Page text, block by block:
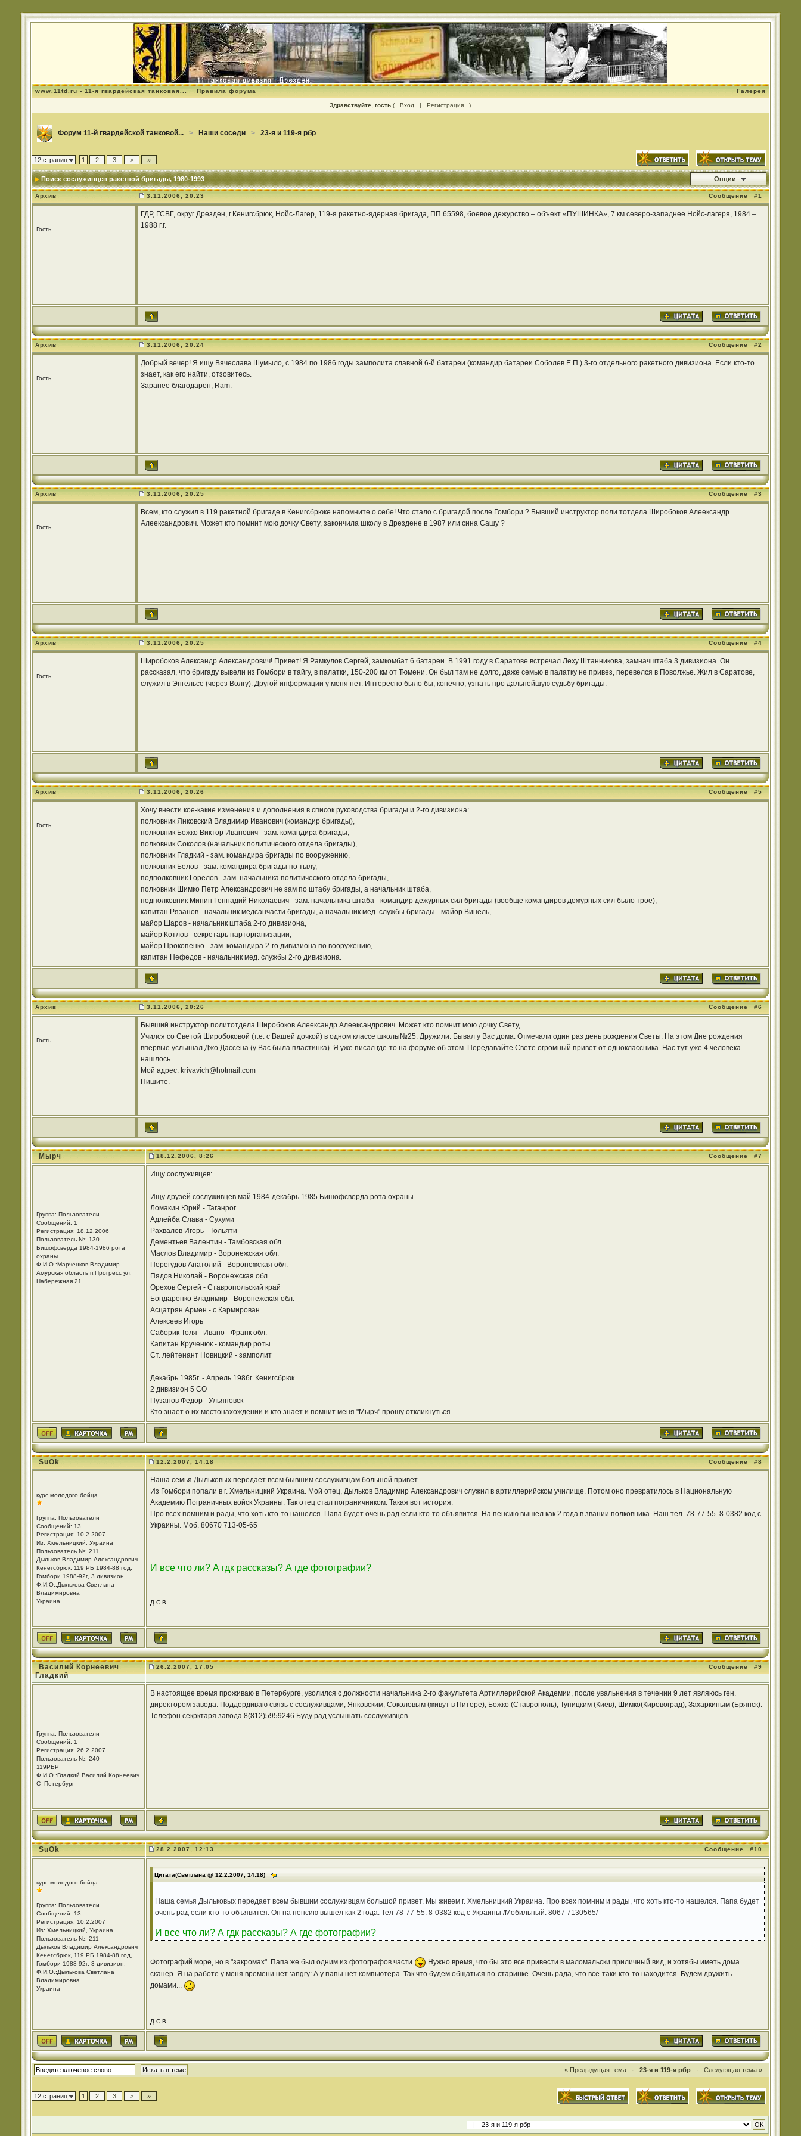
www.11td.ru - 11-я гвардейская танковая... Правила форума Галерея
Здравствуйте, гость ( Вход | Регистрация )
Форум 11-й гвардейской танковой... > Наши соседи > 23-я и 119-я рбр
12 страниц 1 2 3 > »
Поиск сослуживцев ракетной бригады, 1980-1993 Опции
Архив 3.11.2006, 20:23 Сообщение #1
Гость
ГДР, ГСВГ, округ Дрезден, г.Кенигсбрюк, Нойс-Лагер, 119-я ракетно-ядерная бригада, ПП 65598, боевое дежурство – объект «ПУШИНКА», 7 км северо-западнее Нойс-лагеря, 1984 –
1988 г.г.
Архив 3.11.2006, 20:24 Сообщение #2
Гость
Добрый вечер! Я ищу Вячеслава Шумыло, с 1984 по 1986 годы замполита славной 6-й батареи (командир батареи Соболев Е.П.) 3-го отдельного ракетного дивизиона. Если кто-то
знает, как его найти, отзовитесь.
Заранее благодарен, Ram.
Архив 3.11.2006, 20:25 Сообщение #3
Гость
Всем, кто служил в 119 ракетной бригаде в Кенигсбрюке напомните о себе! Что стало с бригадой после Гомбори ? Бывший инструктор поли тотдела Широбоков Алеександр
Алеександрович. Может кто помнит мою дочку Свету, закончила школу в Дрездене в 1987 или сина Сашу ?
Архив 3.11.2006, 20:25 Сообщение #4
Гость
Широбоков Александр Александрович! Привет! Я Рамкулов Сергей, замкомбат 6 батареи. В 1991 году в Саратове встречал Леху Штанникова, замначштаба 3 дивизиона. Он
рассказал, что бригаду вывели из Гомбори в тайгу, в палатки, 150-200 км от Тюмени. Он был там не долго, даже семью в палатку не привез, перевелся в Поволжье. Жил в Саратове,
служил в Энгельсе (через Волгу). Другой информации у меня нет. Интересно было бы, конечно, узнать про дальнейшую судьбу бригады.
Архив 3.11.2006, 20:26 Сообщение #5
Гость
Хочу внести кое-какие изменения и дополнения в список руководства бригады и 2-го дивизиона:
полковник Янковский Владимир Иванович (командир бригады),
полковник Божко Виктор Иванович - зам. командира бригады,
полковник Соколов (начальник политического отдела бригады),
полковник Гладкий - зам. командира бригады по вооружению,
полковник Белов - зам. командира бригады по тылу,
подполковник Горелов - зам. начальника политического отдела бригады,
полковник Шимко Петр Александрович не зам по штабу бригады, а начальник штаба,
подполковник Минин Геннадий Николаевич - зам. начальника штаба - командир дежурных сил бригады (вообще командиров дежурных сил было трое),
капитан Рязанов - начальник медсанчасти бригады, а начальник мед. службы бригады - майор Винель,
майор Шаров - начальник штаба 2-го дивизиона,
майор Котлов - секретарь парторганизации,
майор Прокопенко - зам. командира 2-го дивизиона по вооружению,
капитан Нефедов - начальник мед. службы 2-го дивизиона.
Архив 3.11.2006, 20:26 Сообщение #6
Гость
Бывший инструктор политотдела Широбоков Алеександр Алеександрович. Может кто помнит мою дочку Свету,
Учился со Светой Широбоковой (т.е. с Вашей дочкой) в одном классе школы№25. Дружили. Бывал у Вас дома. Отмечали один раз день рождения Светы. На этом Дне рождения
впервые услышал Джо Дассена (у Вас была пластинка). Я уже писал где-то на форуме об этом. Передавайте Свете огромный привет от одноклассника. Нас тут уже 4 человека
нашлось
Мой адрес: krivavich@hotmail.com
Пишите.
Мырч 18.12.2006, 8:26 Сообщение #7
Группа: Пользователи
Сообщений: 1
Регистрация: 18.12.2006
Пользователь №: 130
Бишофсверда 1984-1986 рота
охраны
Ф.И.О.:Марченков Владимир
Амурская область п.Прогресс ул.
Набережная 21
Ищу сослуживцев:
Ищу друзей сослуживцев май 1984-декабрь 1985 Бишофсверда рота охраны
Ломакин Юрий - Таганрог
Адлейба Слава - Сухуми
Рахвалов Игорь - Тольяти
Дементьев Валентин - Тамбовская обл.
Маслов Владимир - Воронежская обл.
Перегудов Анатолий - Воронежская обл.
Пядов Николай - Воронежская обл.
Орехов Сергей - Ставропольский край
Бондаренко Владимир - Воронежская обл.
Асцатрян Армен - с.Кармирован
Алексеев Игорь
Саборик Толя - Ивано - Франк обл.
Капитан Крученюк - командир роты
Ст. лейтенант Новицкий - замполит
Декабрь 1985г. - Апрель 1986г. Кенигсбрюк
2 дивизион 5 СО
Пузанов Федор - Ульяновск
Кто знает о их местонахождении и кто знает и помнит меня "Мырч" прошу откликнуться.
SuOk 12.2.2007, 14:18 Сообщение #8
курс молодого бойца
Группа: Пользователи
Сообщений: 13
Регистрация: 10.2.2007
Из: Хмельницкий, Украина
Пользователь №: 211
Дыльков Владимир Александрович
Кенегсбрюк, 119 РБ 1984-88 год,
Гомбори 1988-92г, 3 дивизион,
Ф.И.О.:Дылькова Светлана
Владимировна
Украина
Наша семья Дыльковых передает всем бывшим сослуживцам большой привет.
Из Гомбори попали в г. Хмельницкий Украина. Мой отец, Дыльков Владимир Александрович служил в артиллерийском училище. Потом оно превратилось в Национальную
Академию Пограничных войск Украины. Так отец стал пограничником. Такая вот история.
Про всех помним и рады, что хоть кто-то нашелся. Папа будет очень рад если кто-то объявится. На пенсию вышел как 2 года в звании полковника. Наш тел. 78-77-55. 8-0382 код с
Украины. Моб. 80670 713-05-65
И все что ли? А гдк рассказы? А где фотографии?
--------------------
Д.С.В.
Василий Корнеевич
Гладкий
26.2.2007, 17:05 Сообщение #9
Группа: Пользователи
Сообщений: 1
Регистрация: 26.2.2007
Пользователь №: 240
119РБР
Ф.И.О.:Гладкий Василий Корнеевич
С- Петербург
В настоящее время проживаю в Петербурге, уволился с должности начальника 2-го факультета Артиллерийской Академии, после увальнения в течении 9 лет являюсь ген.
директором завода. Поддердиваю связь с сослуживцами, Янковским, Соколовым (живут в Питере), Божко (Ставрополь), Тупицким (Киев), Шимко(Кировоград), Захаркиным (Брянск).
Телефон секрктаря завода 8(812)5959246 Буду рад услышать сослуживцев.
SuOk 28.2.2007, 12:13 Сообщение #10
курс молодого бойца
Группа: Пользователи
Сообщений: 13
Регистрация: 10.2.2007
Из: Хмельницкий, Украина
Пользователь №: 211
Дыльков Владимир Александрович
Кенегсбрюк, 119 РБ 1984-88 год,
Гомбори 1988-92г, 3 дивизион,
Ф.И.О.:Дылькова Светлана
Владимировна
Украина
Цитата(Светлана @ 12.2.2007, 14:18)
Наша семья Дыльковых передает всем бывшим сослуживцам большой привет. Мы живем г. Хмельницкий Украина. Про всех помним и рады, что хоть кто-то нашелся. Папа будет
очень рад если кто-то объявится. Он на пенсию вышел как 2 года. Тел 78-77-55. 8-0382 код с Украины /Мобильный: 8067 7130565/
И все что ли? А гдк рассказы? А где фотографии?
Фотографий море, но в "закромах". Папа же был одним из фотографов части
Нужно время, что бы это все привести в маломальски приличный вид, и хотябы иметь дома
сканер. Я на работе у меня времени нет :angry: А у папы нет компьютера. Так что будем общаться по-старинке. Очень рада, что все-таки кто-то находится. Будем дружить
домами...
--------------------
Д.С.В.
« Предыдущая тема · 23-я и 119-я рбр · Следующая тема »
12 страниц 1 2 3 > »